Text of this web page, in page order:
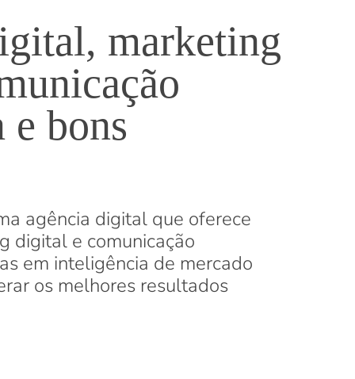
marketing
e bons
agência digital que oferece
digital e comunicação
em inteligência de mercado
os melhores resultados